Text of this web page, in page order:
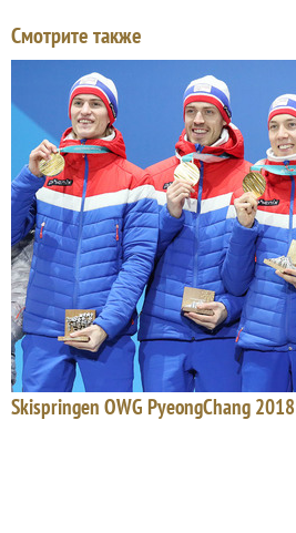
Смотрите также
Skispringen OWG PyeongChang